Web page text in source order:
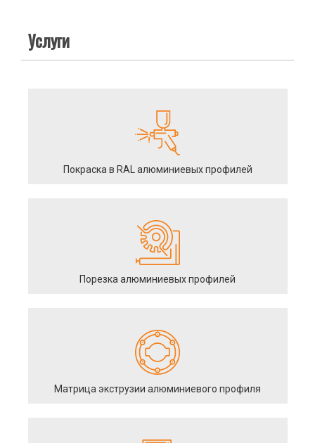
Услуги
Покраска в RAL алюминиевых профилей
Порезка алюминиевых профилей
Матрица экструзии алюминиевого профиля